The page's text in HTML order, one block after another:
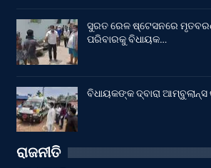
ସୁରତ ରେଳ ଷ୍ଟେସନରେ
ପରିବାରକୁ ବିଧାୟକ…
ବିଧାୟକଙ୍କ ଦ୍ବାରା ଆମ୍ବୁଲାନ୍ସ
ରାଜନୀତି